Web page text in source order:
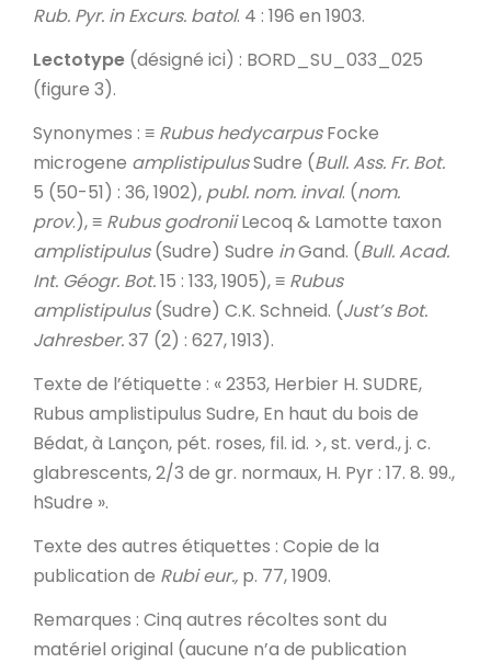
Rub. Pyr. in Excurs. batol. 4 : 196 en 1903.
Lectotype (désigné ici) : BORD_SU_033_025
(figure 3).
Synonymes : ≡ Rubus hedycarpusFocke
microgene amplistipulusSudre (Bull. Ass. Fr. Bot.
5 (50-51) : 36, 1902), publ. nom. inval. (nom.
prov.), ≡ Rubus godroniiLecoq & Lamotte taxon
amplistipulus(Sudre) Sudre inGand. (Bull. Acad.
Int. Géogr. Bot.15 : 133, 1905), ≡ Rubus
amplistipulus(Sudre) C.K. Schneid. (Just’s Bot.
Jahresber.37 (2) : 627, 1913).
Texte de l’étiquette : « 2353, Herbier H. SUDRE,
Rubus amplistipulus Sudre, En haut du bois de
Bédat, à Lançon, pét. roses, fil. id. >, st. verd., j. c.
glabrescents, 2/3 de gr. normaux, H. Pyr : 17. 8. 99.,
hSudre ».
Texte des autres étiquettes : Copie de la
publication de Rubi eur., p. 77, 1909.
Remarques : Cinq autres récoltes sont du
matériel original (aucune n’a de publication